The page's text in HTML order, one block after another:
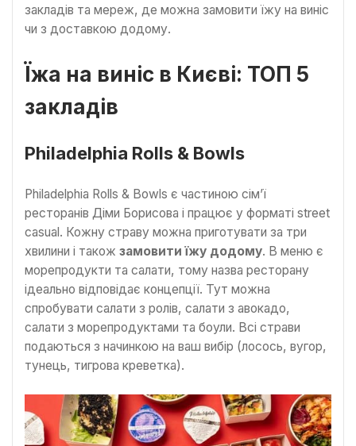
закладів та мереж, де можна замовити їжу на виніс
чи з доставкою додому.
Їжа на виніс в Києві: ТОП 5
закладів
Philadelphia Rolls & Bowls
Philadelphia Rolls & Bowls є частиною сім’ї
ресторанів Діми Борисова і працює у форматі street
casual. Кожну страву можна приготувати за три
хвилини і також замовити їжу додому. В меню є
морепродукти та салати, тому назва ресторану
ідеально відповідає концепції. Тут можна
спробувати салати з ролів, салати з авокадо,
салати з морепродуктами та боули. Всі страви
подаються з начинкою на ваш вибір (лосось, вугор,
тунець, тигрова креветка).